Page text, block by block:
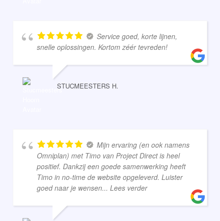
Service goed, korte lijnen,
snelle oplossingen. Kortom zéér tevreden!
STUCMEESTERS H.
Mijn ervaring (en ook namens
Omniplan) met Timo van Project Direct is heel
positief. Dankzij een goede samenwerking heeft
Timo in no-time de website opgeleverd. Luister
goed naar je wensen... Lees verder